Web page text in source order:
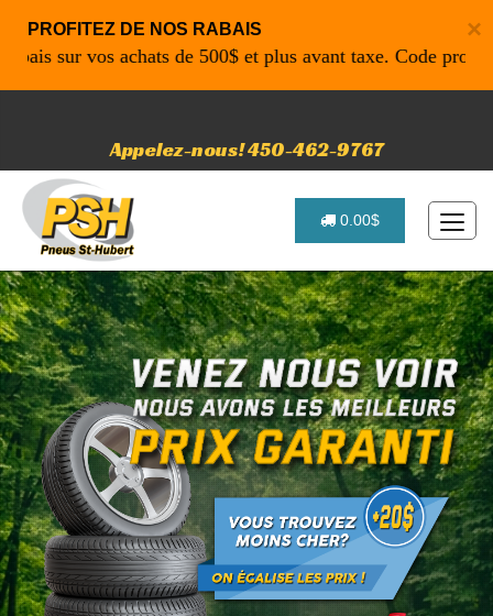
×
PROFITEZ DE NOS RABAIS
vos achats de 500$ et plus avant taxe. Code promo:
Appelez-nous! 450-462-9767
0.00$